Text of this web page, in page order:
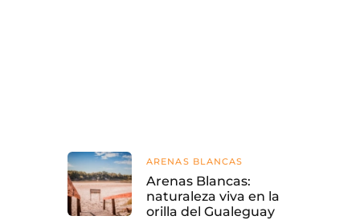
ARENAS BLANCAS
Arenas Blancas:
naturaleza viva en la
orilla del Gualeguay